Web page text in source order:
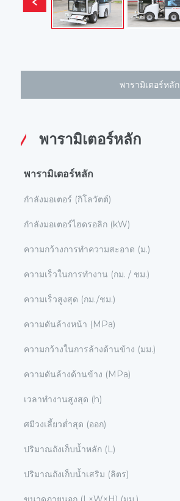
พารามิเตอร์หลัก
พารามิเตอร์หลัก
พารามิเตอร์หลัก
กําลังมอเตอร์ (กิโลวัตต์)
กําลังมอเตอร์ไฮดรอลิก (kW)
ความกว้างการทําความสะอาด (ม.)
ความเร็วในการทํางาน (กม. / ชม.)
ความเร็วสูงสุด (กม./ชม.)
ความดันล้างหน้า (MPa)
ความกว้างในการล้างด้านข้าง (มม.)
ความดันล้างด้านข้าง (MPa)
เวลาทํางานสูงสุด (h)
ศมีวงเลี้ยวต่ำสุด (ออก)
ปริมาณถังเก็บน้ำหลัก (L)
ปริมาณถังเก็บน้ำเสริม (ลิตร)